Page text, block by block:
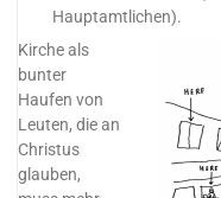
Hauptamtlichen).
Kirche als
bunter
Haufen von
Leuten, die an
Christus
glauben,